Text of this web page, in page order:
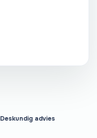
Deskundig advies